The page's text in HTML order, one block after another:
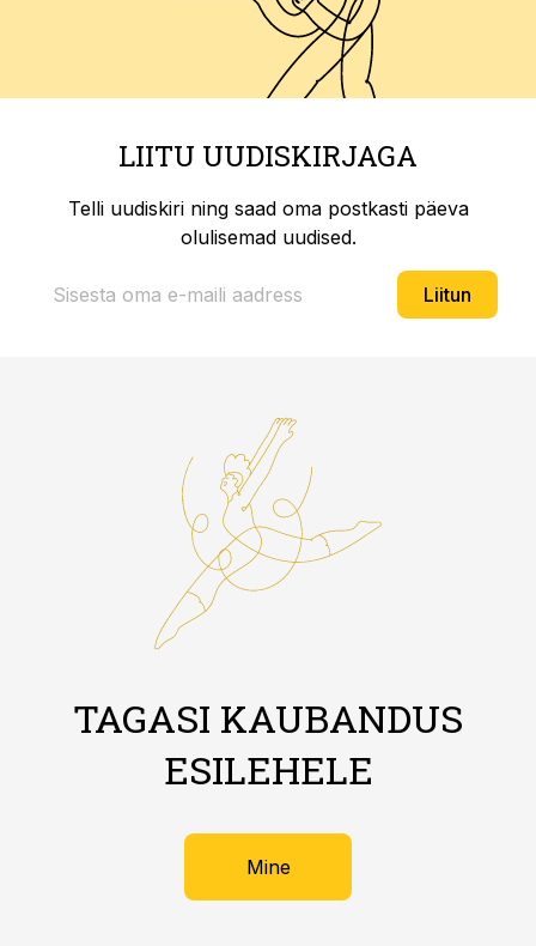
LIITU UUDISKIRJAGA
Telli uudiskiri ning saad oma postkasti päeva
olulisemad uudised.
Liitun
TAGASI KAUBANDUS
ESILEHELE
Mine